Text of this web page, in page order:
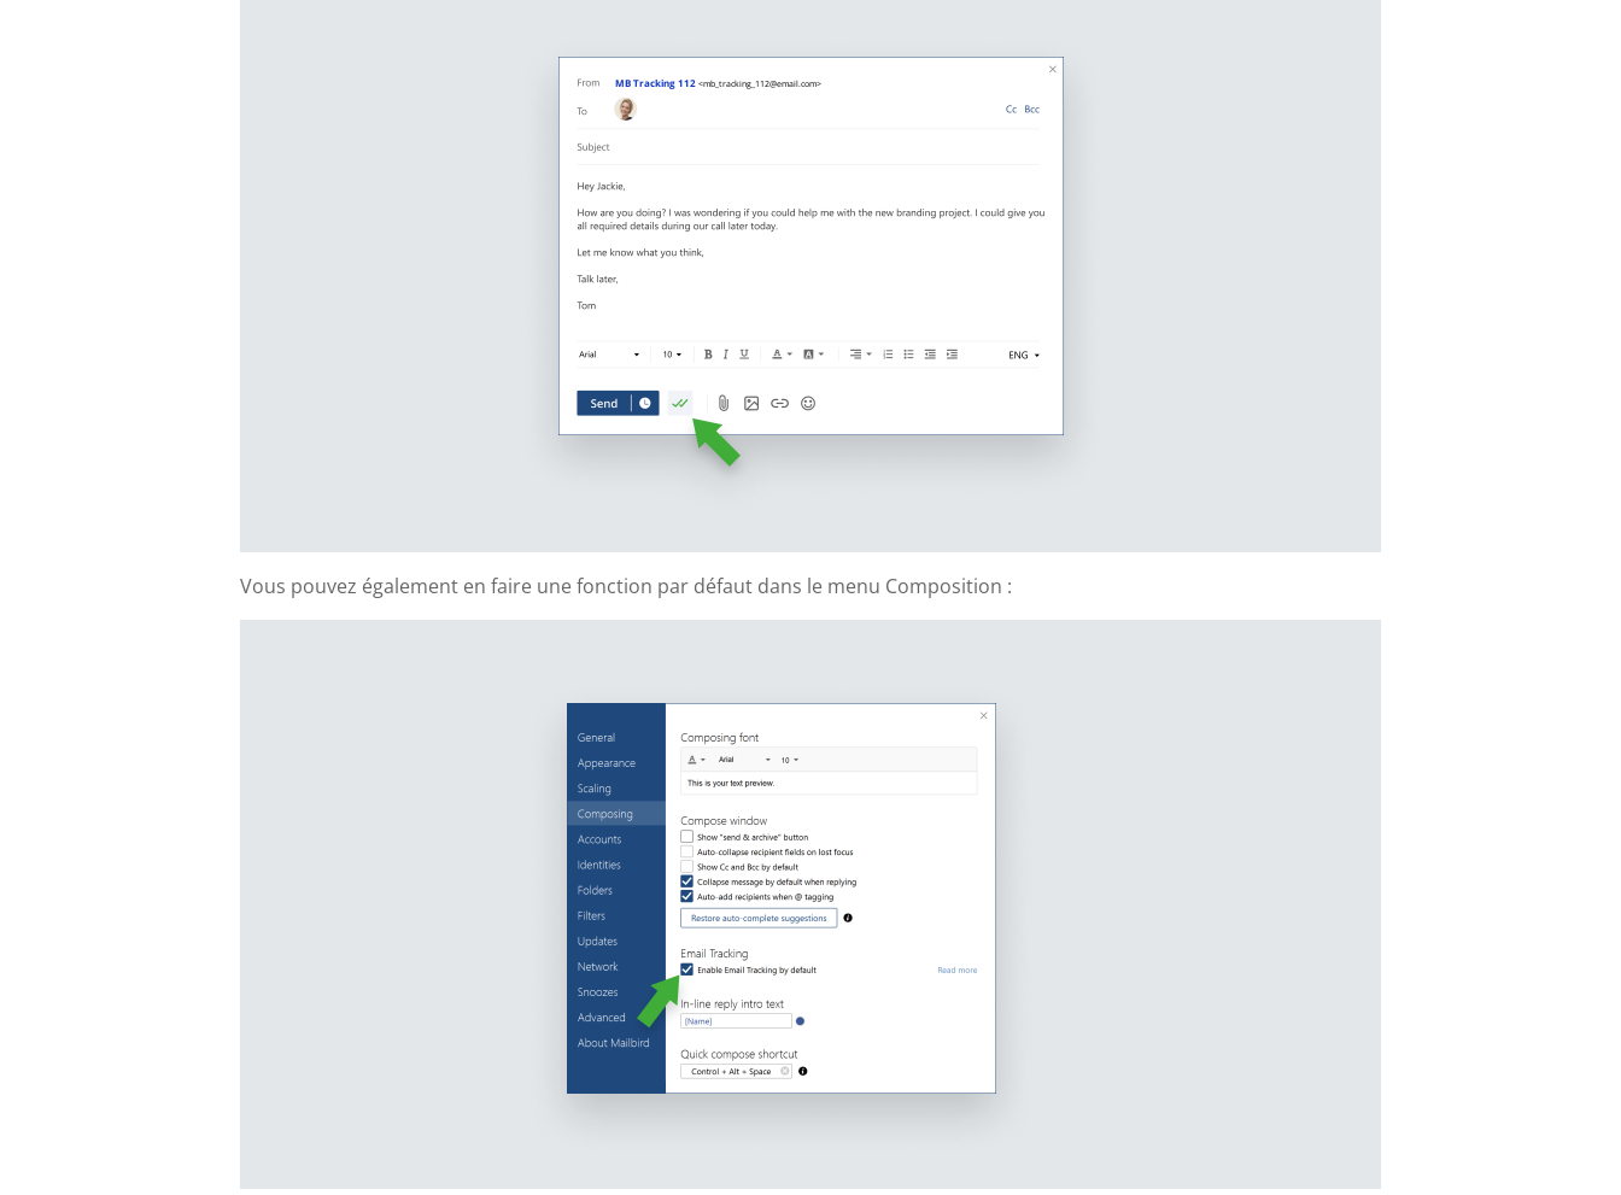
MB Tracking 112 <mb_tracking_112@email.com>
Vous pouvez également en faire une fonction par défaut dans le menu Composition :